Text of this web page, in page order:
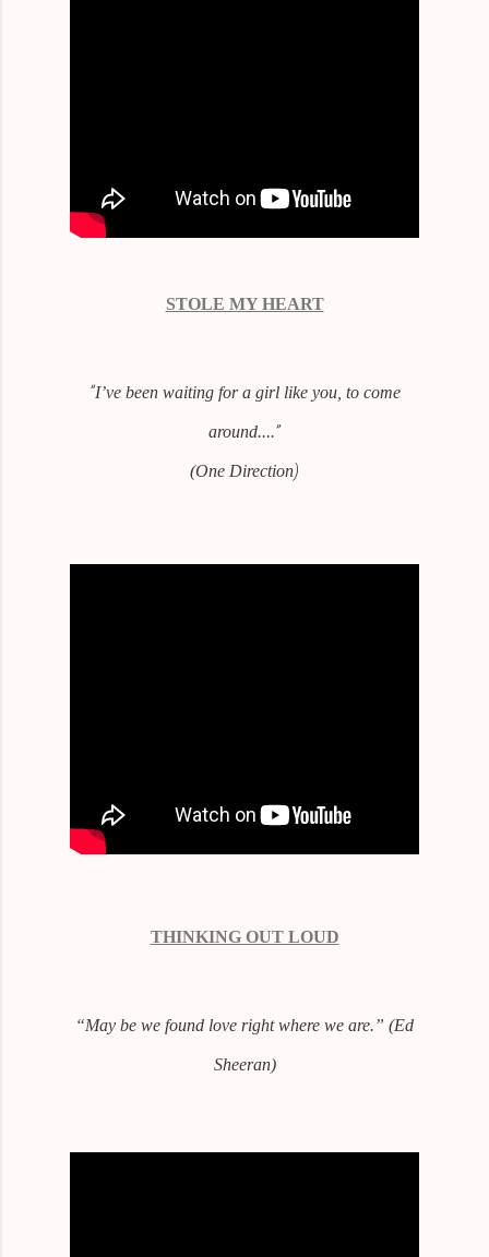
STOLE MY HEART
“I’ve been waiting for a girl like you, to come
around....”
(One Direction)
THINKING OUT LOUD
“May be we found love right where we are.” (Ed
Sheeran)